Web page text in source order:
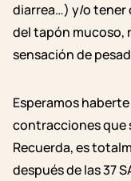
diarrea…) y/o tener
del tapón mucoso,
sensación de
Esperamos
contracciones que
Recuerda, es
después de las 37